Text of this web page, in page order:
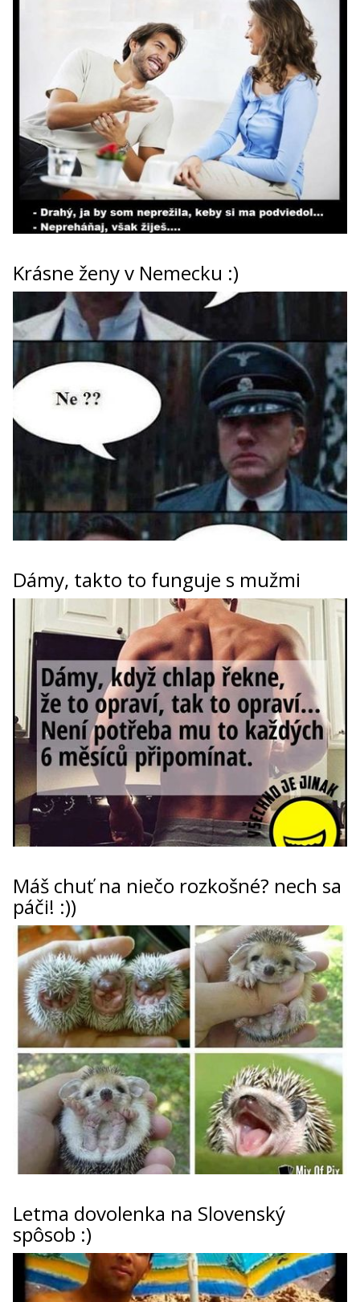
Krásne ženy v Nemecku :)
Dámy, takto to funguje s mužmi
Máš chuť na niečo rozkošné? nech sa
páči! :))
Letma dovolenka na Slovenský
spôsob :)